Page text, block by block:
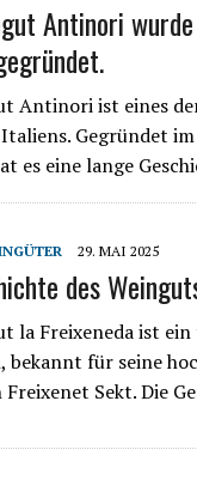
Antinori
Antinori ist eines
Gegründet
es eine lange
29. MAI 2025
des
la Freixeneda ist
bekannt für seine
Sekt. Die